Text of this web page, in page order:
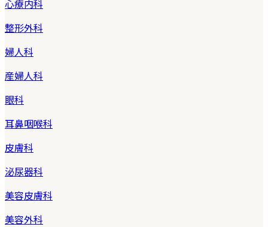
心療内科
整形外科
婦人科
産婦人科
眼科
耳鼻咽喉科
皮膚科
泌尿器科
美容皮膚科
美容外科